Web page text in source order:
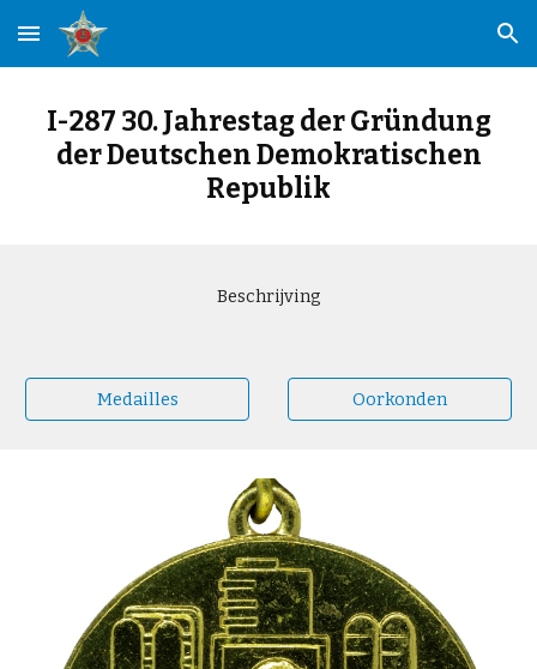
Skip to main content Skip to navigation
I-287 30. Jahrestag der Gründung
der Deutschen Demokratischen
Republik
Beschrijving
Medailles Oorkonden